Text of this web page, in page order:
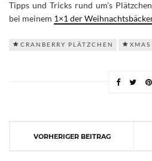
Tipps und Tricks rund um’s
bei meinem 1×1 der
CRANBERRY PLÄTZCHEN XMAS
VORHERIGER BEITRAG